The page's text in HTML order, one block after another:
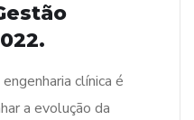
clínica é
a evolução da